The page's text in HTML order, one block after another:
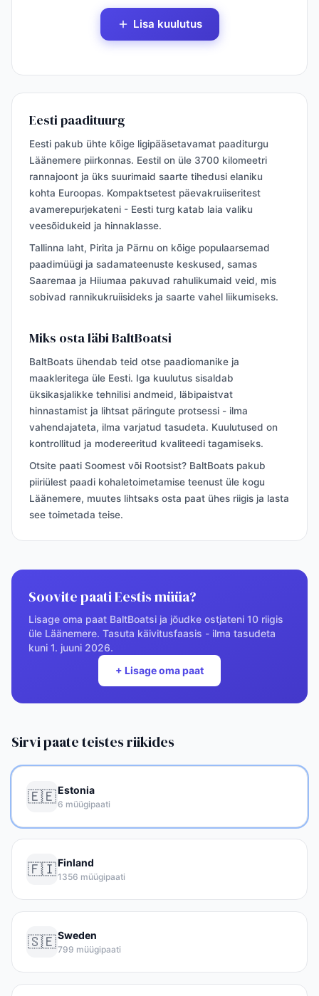
Lisa kuulutus
Eesti paadituurg
Eesti pakub ühte kõige ligipääsetavamat paaditurgu
Läänemere piirkonnas. Eestil on üle 3700 kilomeetri
rannajoont ja üks suurimaid saarte tihedusi elaniku
kohta Euroopas. Kompaktsetest päevakruiiseritest
avamerepurjekateni - Eesti turg katab laia valiku
veesõidukeid ja hinnaklasse.
Tallinna laht, Pirita ja Pärnu on kõige populaarsemad
paadimüügi ja sadamateenuste keskused, samas
Saaremaa ja Hiiumaa pakuvad rahulikumaid veid, mis
sobivad rannikukruiisideks ja saarte vahel liikumiseks.
Miks osta läbi BaltBoatsi
BaltBoats ühendab teid otse paadiomanike ja
maakleritega üle Eesti. Iga kuulutus sisaldab
üksikasjalikke tehnilisi andmeid, läbipaistvat
hinnastamist ja lihtsat päringute protsessi - ilma
vahendajateta, ilma varjatud tasudeta. Kuulutused on
kontrollitud ja modereeritud kvaliteedi tagamiseks.
Otsite paati Soomest või Rootsist? BaltBoats pakub
piiriülest paadi kohaletoimetamise teenust üle kogu
Läänemere, muutes lihtsaks osta paat ühes riigis ja lasta
see toimetada teise.
Soovite paati Eestis müüa?
Lisage oma paat BaltBoatsi ja jõudke ostjateni 10 riigis
üle Läänemere. Tasuta käivitusfaasis - ilma tasudeta
kuni 1. juuni 2026.
+ Lisage oma paat
Sirvi paate teistes riikides
🇪🇪Estonia
6 müügipaati
🇫🇮Finland
1356 müügipaati
🇸🇪Sweden
799 müügipaati